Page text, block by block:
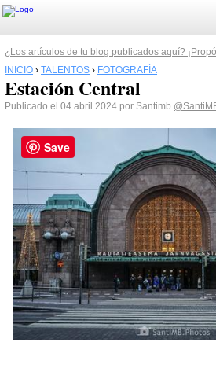
¿Los artículos de tu blog publicados aquí?
INICIO › TALENTOS › FOTOGRAFÍA
Estación Central
Publicado el 04 abril 2024 por Santimb
Save